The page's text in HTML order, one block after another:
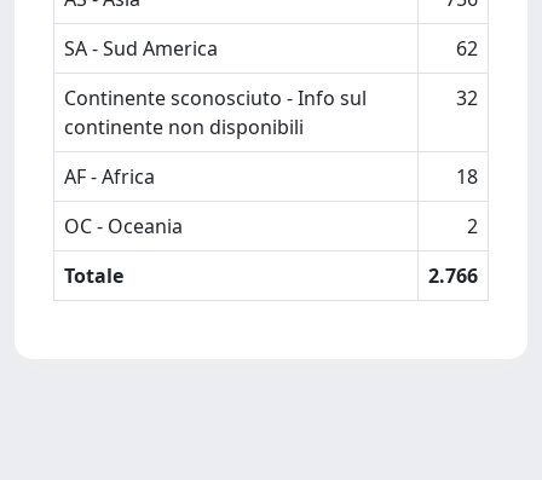
SA - Sud America
62
Continente sconosciuto - Info sul
continente non disponibili
32
AF - Africa
18
OC - Oceania
2
Totale
2.766